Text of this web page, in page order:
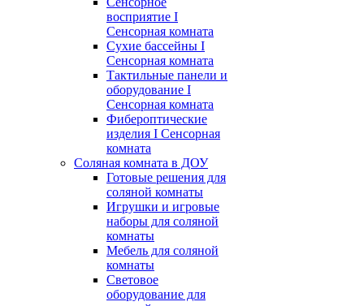
восприятие I
Сенсорная комната
Сухие бассейны I
Сенсорная комната
Тактильные панели и
оборудование I
Сенсорная комната
Фибероптические
изделия I Сенсорная
комната
Соляная комната в ДОУ
Готовые решения для
соляной комнаты
Игрушки и игровые
наборы для соляной
комнаты
Мебель для соляной
комнаты
Световое
оборудование для